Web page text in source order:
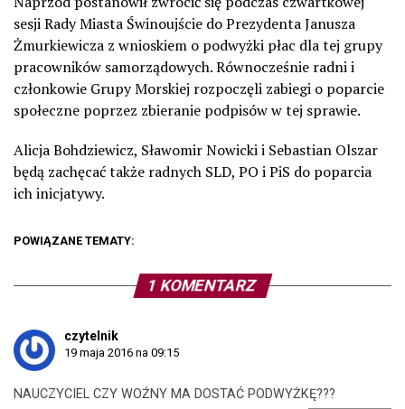
sesji Rady Miasta Świnoujście do Prezydenta Janusza
Żmurkiewicza z wnioskiem o podwyżki płac dla tej grupy
pracowników samorządowych. Równocześnie radni i
członkowie Grupy Morskiej rozpoczęli zabiegi o poparcie
społeczne poprzez zbieranie podpisów w tej sprawie.
Alicja Bohdziewicz, Sławomir Nowicki i Sebastian Olszar
będą zachęcać także radnych SLD, PO i PiS do poparcia
ich inicjatywy.
POWIĄZANE TEMATY:
1 KOMENTARZ
czytelnik
19 maja 2016 na 09:15
NAUCZYCIEL CZY WOŹNY MA DOSTAĆ PODWYŻKĘ???